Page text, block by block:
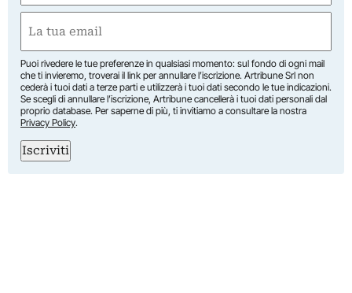
First
(Required)
Puoi rivedere le tue preferenze in qualsiasi momento: sul fondo di ogni mail
che ti invieremo, troverai il link per annullare l’iscrizione. Artribune Srl non
cederà i tuoi dati a terze parti e utilizzerà i tuoi dati secondo le tue indicazioni.
Se scegli di annullare l’iscrizione, Artribune cancellerà i tuoi dati personali dal
proprio database. Per saperne di più, ti invitiamo a consultare la nostra
Privacy Policy.
Iscriviti